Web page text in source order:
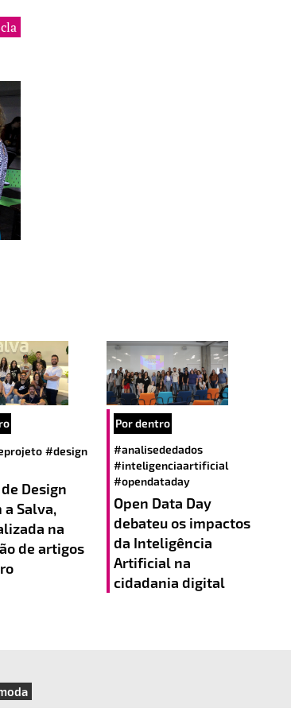
#design
Design
Salva,
na
de artigos
Por dentro
#analisededados
#inteligenciaartificial
#opendataday
Open Data Day
debateu os impactos
da Inteligência
Artificial na
cidadania digital